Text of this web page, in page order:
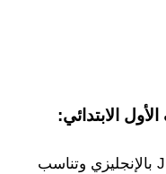
من أمثلة الكلمات التي تحتوي على J بالإنجليزي وتناسب